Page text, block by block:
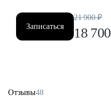
Записаться
21 900 ₽
18 700
Отзывы48